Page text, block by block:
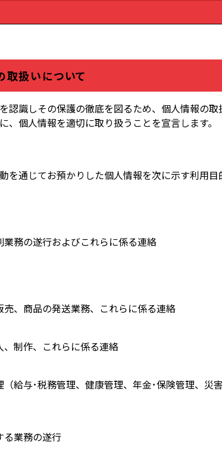
取扱いについて
認識しその保護の徹底を図るため、個人情報の取
個人情報を適切に取り扱うことを宣言します。
を通じてお預かりした個人情報を次に示す利用目
務の遂行およびこれらに係る連絡
、商品の発送業務、これらに係る連絡
制作、これらに係る連絡
給与･税務管理、健康管理、年金･保険管理、災
業務の遂行